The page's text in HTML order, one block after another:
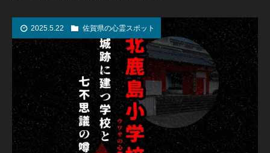
2025.5.22 佐賀県の心霊スポット